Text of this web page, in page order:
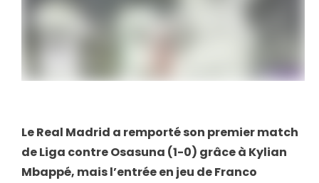
Le Real Madrid a remporté son premier match
de Liga contre Osasuna (1-0) grâce à Kylian
Mbappé, mais l’entrée en jeu de Franco